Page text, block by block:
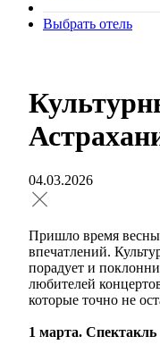
Выбрать отель
04.03.2026
Пришло время
впечатлений.
порадует и
любителей
которые точно не
1 марта.